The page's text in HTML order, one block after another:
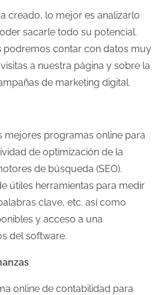
creado, lo mejor es analizarlo
sacarle todo su potencial.
podremos contar con datos muy
a nuestra página y sobre la
de marketing digital.
mejores programas online para
de optimización de la
de búsqueda (SEO).
útiles herramientas para medir
clave, etc. así como
y acceso a una
del software.
online de contabilidad para